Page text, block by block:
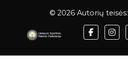
© 2026 Autorių teisės: